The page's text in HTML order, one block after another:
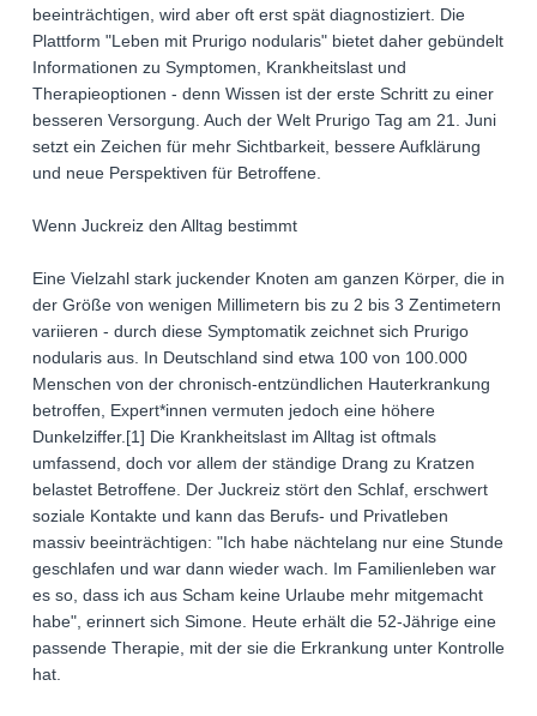
beeinträchtigen, wird aber oft erst spät diagnostiziert. Die
Plattform "Leben mit Prurigo nodularis" bietet daher gebündelt
Informationen zu Symptomen, Krankheitslast und
Therapieoptionen - denn Wissen ist der erste Schritt zu einer
besseren Versorgung. Auch der Welt Prurigo Tag am 21. Juni
setzt ein Zeichen für mehr Sichtbarkeit, bessere Aufklärung
und neue Perspektiven für Betroffene.
Wenn Juckreiz den Alltag bestimmt
Eine Vielzahl stark juckender Knoten am ganzen Körper, die in
der Größe von wenigen Millimetern bis zu 2 bis 3 Zentimetern
variieren - durch diese Symptomatik zeichnet sich Prurigo
nodularis aus. In Deutschland sind etwa 100 von 100.000
Menschen von der chronisch-entzündlichen Hauterkrankung
betroffen, Expert*innen vermuten jedoch eine höhere
Dunkelziffer.[1] Die Krankheitslast im Alltag ist oftmals
umfassend, doch vor allem der ständige Drang zu Kratzen
belastet Betroffene. Der Juckreiz stört den Schlaf, erschwert
soziale Kontakte und kann das Berufs- und Privatleben
massiv beeinträchtigen: "Ich habe nächtelang nur eine Stunde
geschlafen und war dann wieder wach. Im Familienleben war
es so, dass ich aus Scham keine Urlaube mehr mitgemacht
habe", erinnert sich Simone. Heute erhält die 52-Jährige eine
passende Therapie, mit der sie die Erkrankung unter Kontrolle
hat.